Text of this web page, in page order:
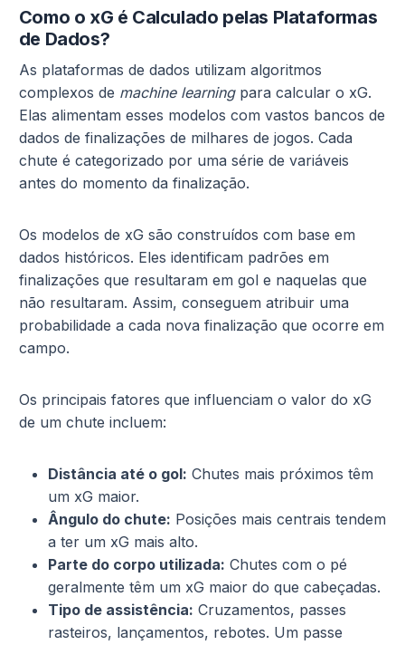
Como o xG é Calculado pelas Plataformas
de Dados?
As plataformas de dados utilizam algoritmos
complexos de machine learningpara calcular o xG.
Elas alimentam esses modelos com vastos bancos de
dados de finalizações de milhares de jogos. Cada
chute é categorizado por uma série de variáveis
antes do momento da finalização.
Os modelos de xG são construídos com base em
dados históricos. Eles identificam padrões em
finalizações que resultaram em gol e naquelas que
não resultaram. Assim, conseguem atribuir uma
probabilidade a cada nova finalização que ocorre em
campo.
Os principais fatores que influenciam o valor do xG
de um chute incluem:
Distância até o gol: Chutes mais próximos têm
um xG maior.
Ângulo do chute: Posições mais centrais tendem
a ter um xG mais alto.
Parte do corpo utilizada: Chutes com o pé
geralmente têm um xG maior do que cabeçadas.
Tipo de assistência: Cruzamentos, passes
rasteiros, lançamentos, rebotes. Um passe